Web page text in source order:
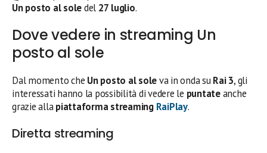
Un posto al soledel 27 luglio.
Dove vedere in streaming Un
posto al sole
Dal momento che Un posto al soleva in onda suRai 3, gli
interessati hanno la possibilità di vedere le puntateanche
grazie allapiattaforma streaming RaiPlay.
Diretta streaming